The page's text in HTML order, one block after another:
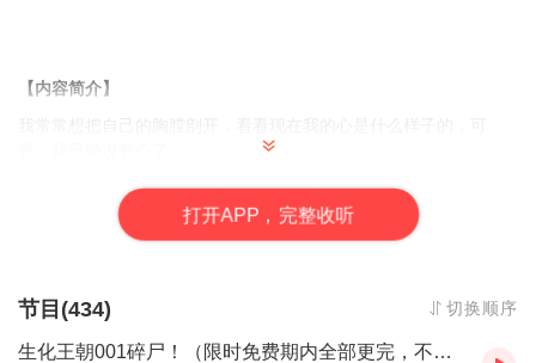
【内容简介】
主播：飞歌流年
打开APP，完整收听
节目(434) 切换顺序
生化王朝001碎尸！（限时免费期内全部更完，不花钱听！）